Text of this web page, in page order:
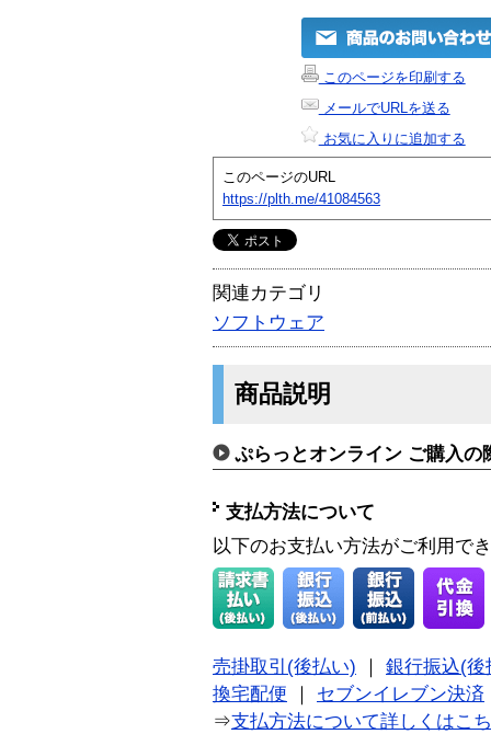
このページを印刷する
メールでURLを送る
お気に入りに追加する
このページのURL
https://plth.me/41084563
関連カテゴリ
ソフトウェア
商品説明
ぷらっとオンライン ご購入の
支払方法について
以下のお支払い方法がご利用で
売掛取引(後払い)
銀行振込(後
換宅配便
セブンイレブン決済
⇒支払方法について詳しくはこ